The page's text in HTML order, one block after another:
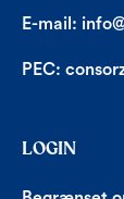
E-mail:
PEC:
LOGIN